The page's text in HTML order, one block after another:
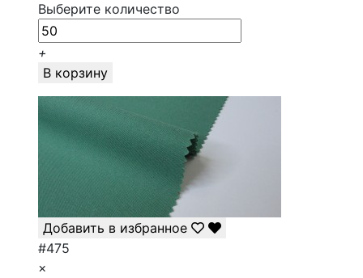
Выберите количество
+
В корзину
Добавить в избранное
#475
×